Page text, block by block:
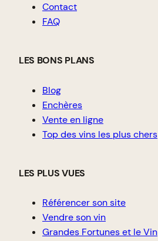
Contact
FAQ
LES BONS PLANS
Blog
Enchères
Vente en ligne
Top des vins les plus chers
LES PLUS VUES
Référencer son site
Vendre son vin
Grandes Fortunes et le Vin